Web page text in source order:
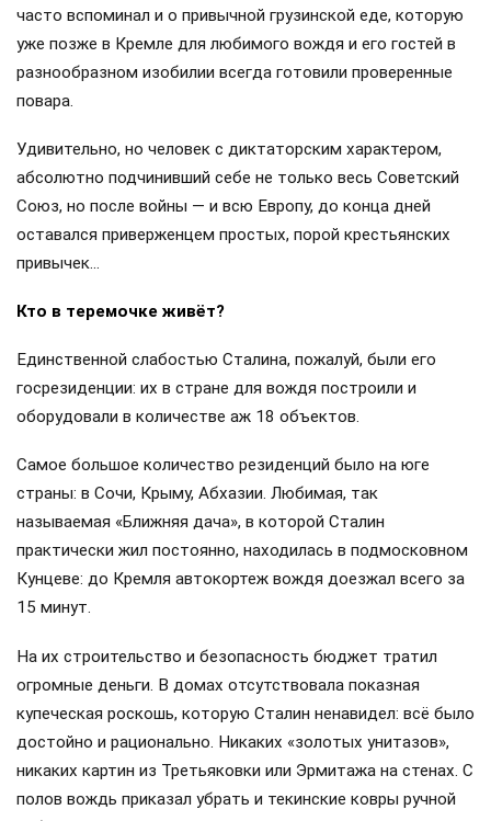
часто вспоминал и о привычной грузинской еде, которую
уже позже в Кремле для любимого вождя и его гостей в
разнообразном изобилии всегда готовили проверенные
повара.
Удивительно, но человек с диктаторским характером,
абсолютно подчинивший себе не только весь Советский
Союз, но после войны — и всю Европу, до конца дней
оставался приверженцем простых, порой крестьянских
привычек…
Кто в теремочке живёт?
Единственной слабостью Сталина, пожалуй, были его
госрезиденции: их в стране для вождя построили и
оборудовали в количестве аж 18 объектов.
Самое большое количество резиденций было на юге
страны: в Сочи, Крыму, Абхазии. Любимая, так
называемая «Ближняя дача», в которой Сталин
практически жил постоянно, находилась в подмосковном
Кунцеве: до Кремля автокортеж вождя доезжал всего за
15 минут.
На их строительство и безопасность бюджет тратил
огромные деньги. В домах отсутствовала показная
купеческая роскошь, которую Сталин ненавидел: всё было
достойно и рационально. Никаких «золотых унитазов»,
никаких картин из Третьяковки или Эрмитажа на стенах. С
полов вождь приказал убрать и текинские ковры ручной